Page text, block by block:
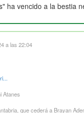
ha vencido a la bestia
a las 22:04
Atanes
que cederá a Brayan